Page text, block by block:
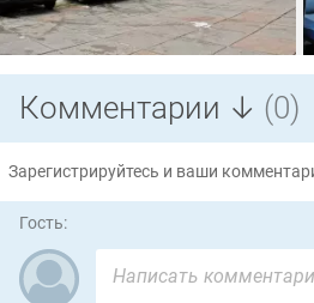
Комментарии ↓ (0)
Зарегистрируйтесь и ваши
Гость: